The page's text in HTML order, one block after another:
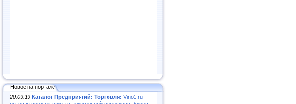
Новое на портале
20.09.19 Каталог Предприятий: Торговля: Vino1.ru -